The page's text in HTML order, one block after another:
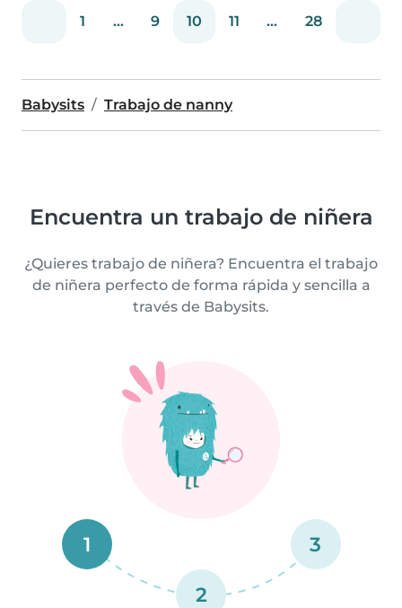
1 ... 9 10 11 ... 28
Babysits Trabajo de nanny
Encuentra un trabajo de niñera
¿Quieres trabajo de niñera? Encuentra el trabajo
de niñera perfecto de forma rápida y sencilla a
través de Babysits.
1
2
3